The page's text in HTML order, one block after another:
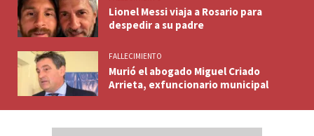
Lionel Messi viaja a Rosario para
despedir a su padre
FALLECIMIENTO
Murió el abogado Miguel Criado
Arrieta, exfuncionario municipal